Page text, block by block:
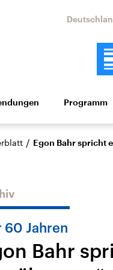
Politik Wirtschaft
Musik
Nahostkonflikt
Aktuelle Lage
Programm
/ Egon Bahr spricht
60 Jahren
Bahr